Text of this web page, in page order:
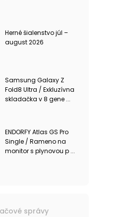
Herné šialenstvo júl –
august 2026
Samsung Galaxy Z
Fold8 Ultra / Exkluzívna
skladačka v 8 gene ...
ENDORFY Atlas GS Pro
Single / Rameno na
monitor s plynovou p ...
správy